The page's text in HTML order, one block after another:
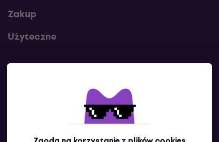
Zakup
Użyteczne
Skontaktuj się z nami